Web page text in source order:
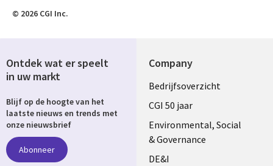
© 2026 CGI Inc.
Company
Useful
links
NETHERLANDS
Bedrijfsoverzicht
CGI 50 jaar
Environmental, Social
& Governance
DE&I
Ontdek wat er speelt
in uw markt
Blijf op de hoogte van het
laatste nieuws en trends met
onze nieuwsbrief
Abonneer